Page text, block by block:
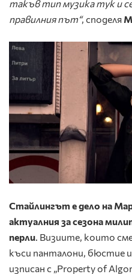
такъв тип музика тук и
правилния път“, споделя
Стайлингът е дело на
актуалния за сезона
перли. Визиите, които
къси панталони, бюстие
изписан с „Property of